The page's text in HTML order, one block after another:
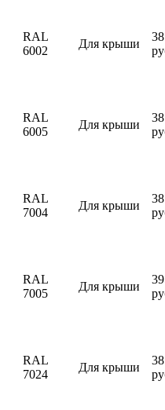
RAL
6002
Для крыши
RAL
6005
Для крыши
RAL
7004
Для крыши
RAL
7005
Для крыши
RAL
7024
Для крыши